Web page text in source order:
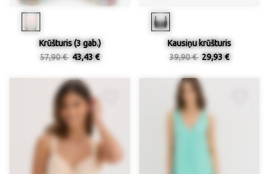
Krūšturis (3 gab.)
57,90 € 43,43 €
Kausiņu krūšturis
39,90 € 29,93 €